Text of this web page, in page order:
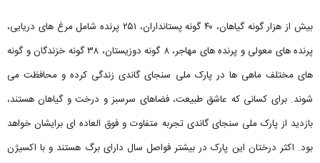
بیش از هزار گونه گیاهان، ۴۰ گونه پستانداران، ۲۵۱ پرنده شامل مرغ های دریایی،
پرنده های معولی و پرنده های مهاجر، ۸ گونه دوزیستان، ۳۸ گونه خزندگان و گونه
های مختلف ماهی ها در پارک ملی سنجای گاندی زندگی کرده و محافظت می
شوند. برای کسانی که عاشق طبیعت، فضاهای سرسبز و درخت و گیاهان هستند،
بازدید از پارک ملی سنجای گاندی تجربه متفاوت و فوق العاده ای برایشان خواهد
بود. اکثر درختان این پارک در بیشتر فواصل سال دارای برگ هستند و با اکسیژن